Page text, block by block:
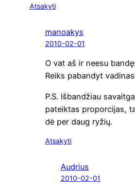
Atsakyti
manoakys
2010-02-01
O vat aš ir nee­su
Reiks paban­dyt
P.S. Išban­džiau
pateik­tas pro­por­ci­jas,
dė per daug ryžių.
Atsakyti
Audrius
2010-02-01